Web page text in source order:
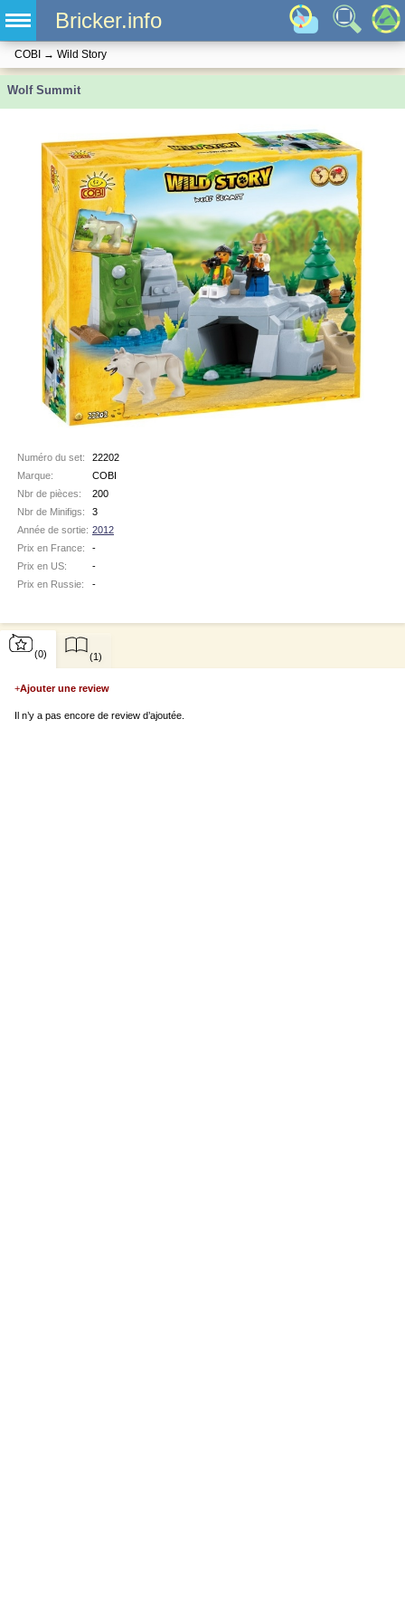
Bricker.info
COBI → Wild Story
Wolf Summit
Numéro du set:
22202
Marque:
COBI
Nbr de pièces:
200
Nbr de Minifigs:
3
Année de sortie: 2012
Prix en France:
-
Prix en US:
-
Prix en Russie:
-
(0)
+Ajouter une review
Il n’y a pas encore de review d’ajoutée.
(1)